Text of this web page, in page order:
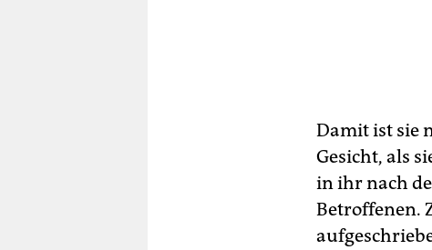
Damit ist sie
Gesicht, als
in ihr nach
Betroffenen.